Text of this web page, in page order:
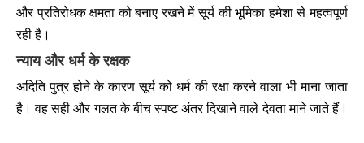
और प्रतिरोधक क्षमता को बनाए रखने में सूर्य की भूमिका हमेशा से महत्वपूर्ण
रही है।
न्याय और धर्म के रक्षक
अदिति पुत्र होने के कारण सूर्य को धर्म की रक्षा करने वाला भी माना जाता
है। वह सही और गलत के बीच स्पष्ट अंतर दिखाने वाले देवता माने जाते हैं।